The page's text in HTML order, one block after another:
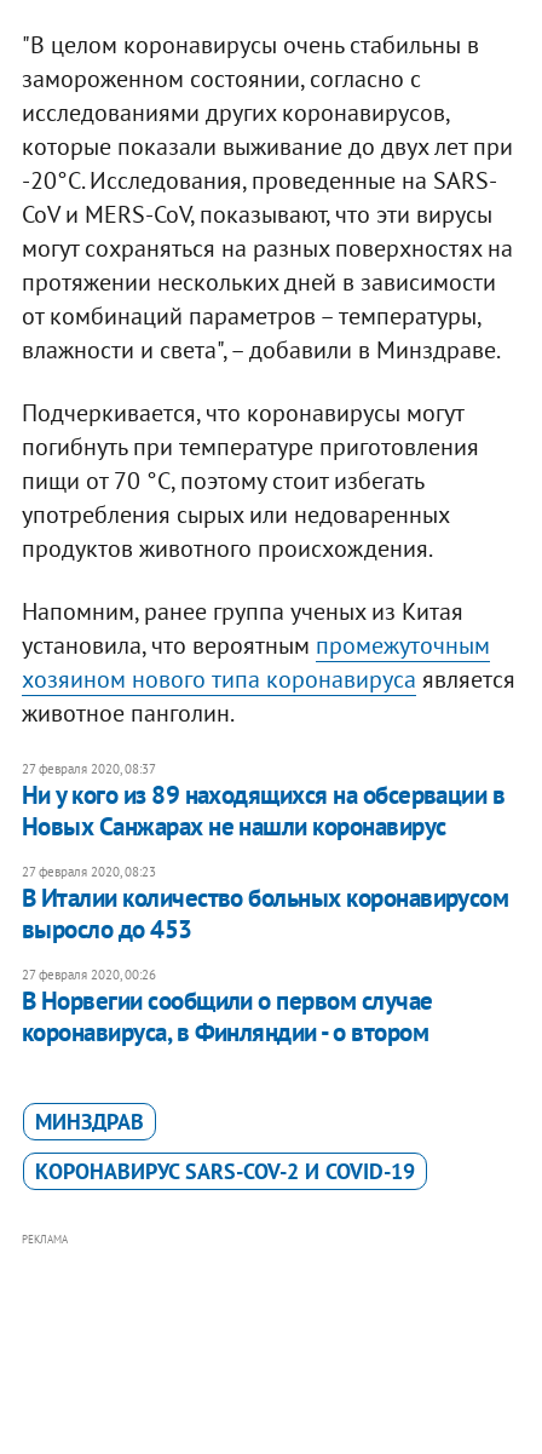
"В целом коронавирусы очень стабильны в
замороженном состоянии, согласно с
исследованиями других коронавирусов,
которые показали выживание до двух лет при
-20°C. Исследования, проведенные на SARS-
CoV и MERS-CoV, показывают, что эти вирусы
могут сохраняться на разных поверхностях на
протяжении нескольких дней в зависимости
от комбинаций параметров – температуры,
влажности и света", – добавили в Минздраве.
Подчеркивается, что коронавирусы могут
погибнуть при температуре приготовления
пищи от 70 °C, поэтому стоит избегать
употребления сырых или недоваренных
продуктов животного происхождения.
Напомним, ранее группа ученых из Китая
установила, что вероятным промежуточным
хозяином нового типа коронавируса является
животное панголин.
27 февраля 2020, 08:37
Ни у кого из 89 находящихся на обсервации в
Новых Санжарах не нашли коронавирус
27 февраля 2020, 08:23
В Италии количество больных коронавирусом
выросло до 453
27 февраля 2020, 00:26
В Норвегии сообщили о первом случае
коронавируса, в Финляндии - о втором
МИНЗДРАВ
КОРОНАВИРУС SARS-COV-2 И COVID-19
РЕКЛАМА